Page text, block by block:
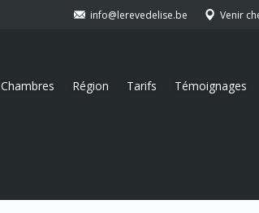
info@lerevedelise.be Venir
Chambres Région Tarifs Témoignages